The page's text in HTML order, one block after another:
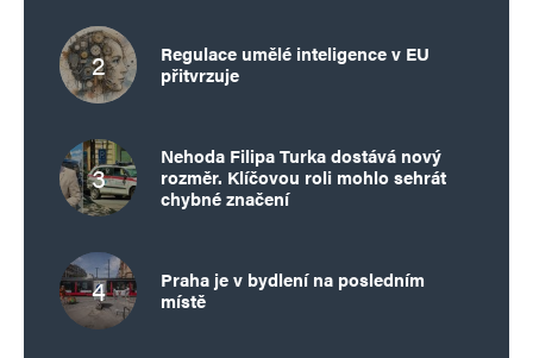
Regulace umělé inteligence v EU
přitvrzuje
Nehoda Filipa Turka dostává nový
rozměr. Klíčovou roli mohlo sehrát
chybné značení
Praha je v bydlení na posledním
místě